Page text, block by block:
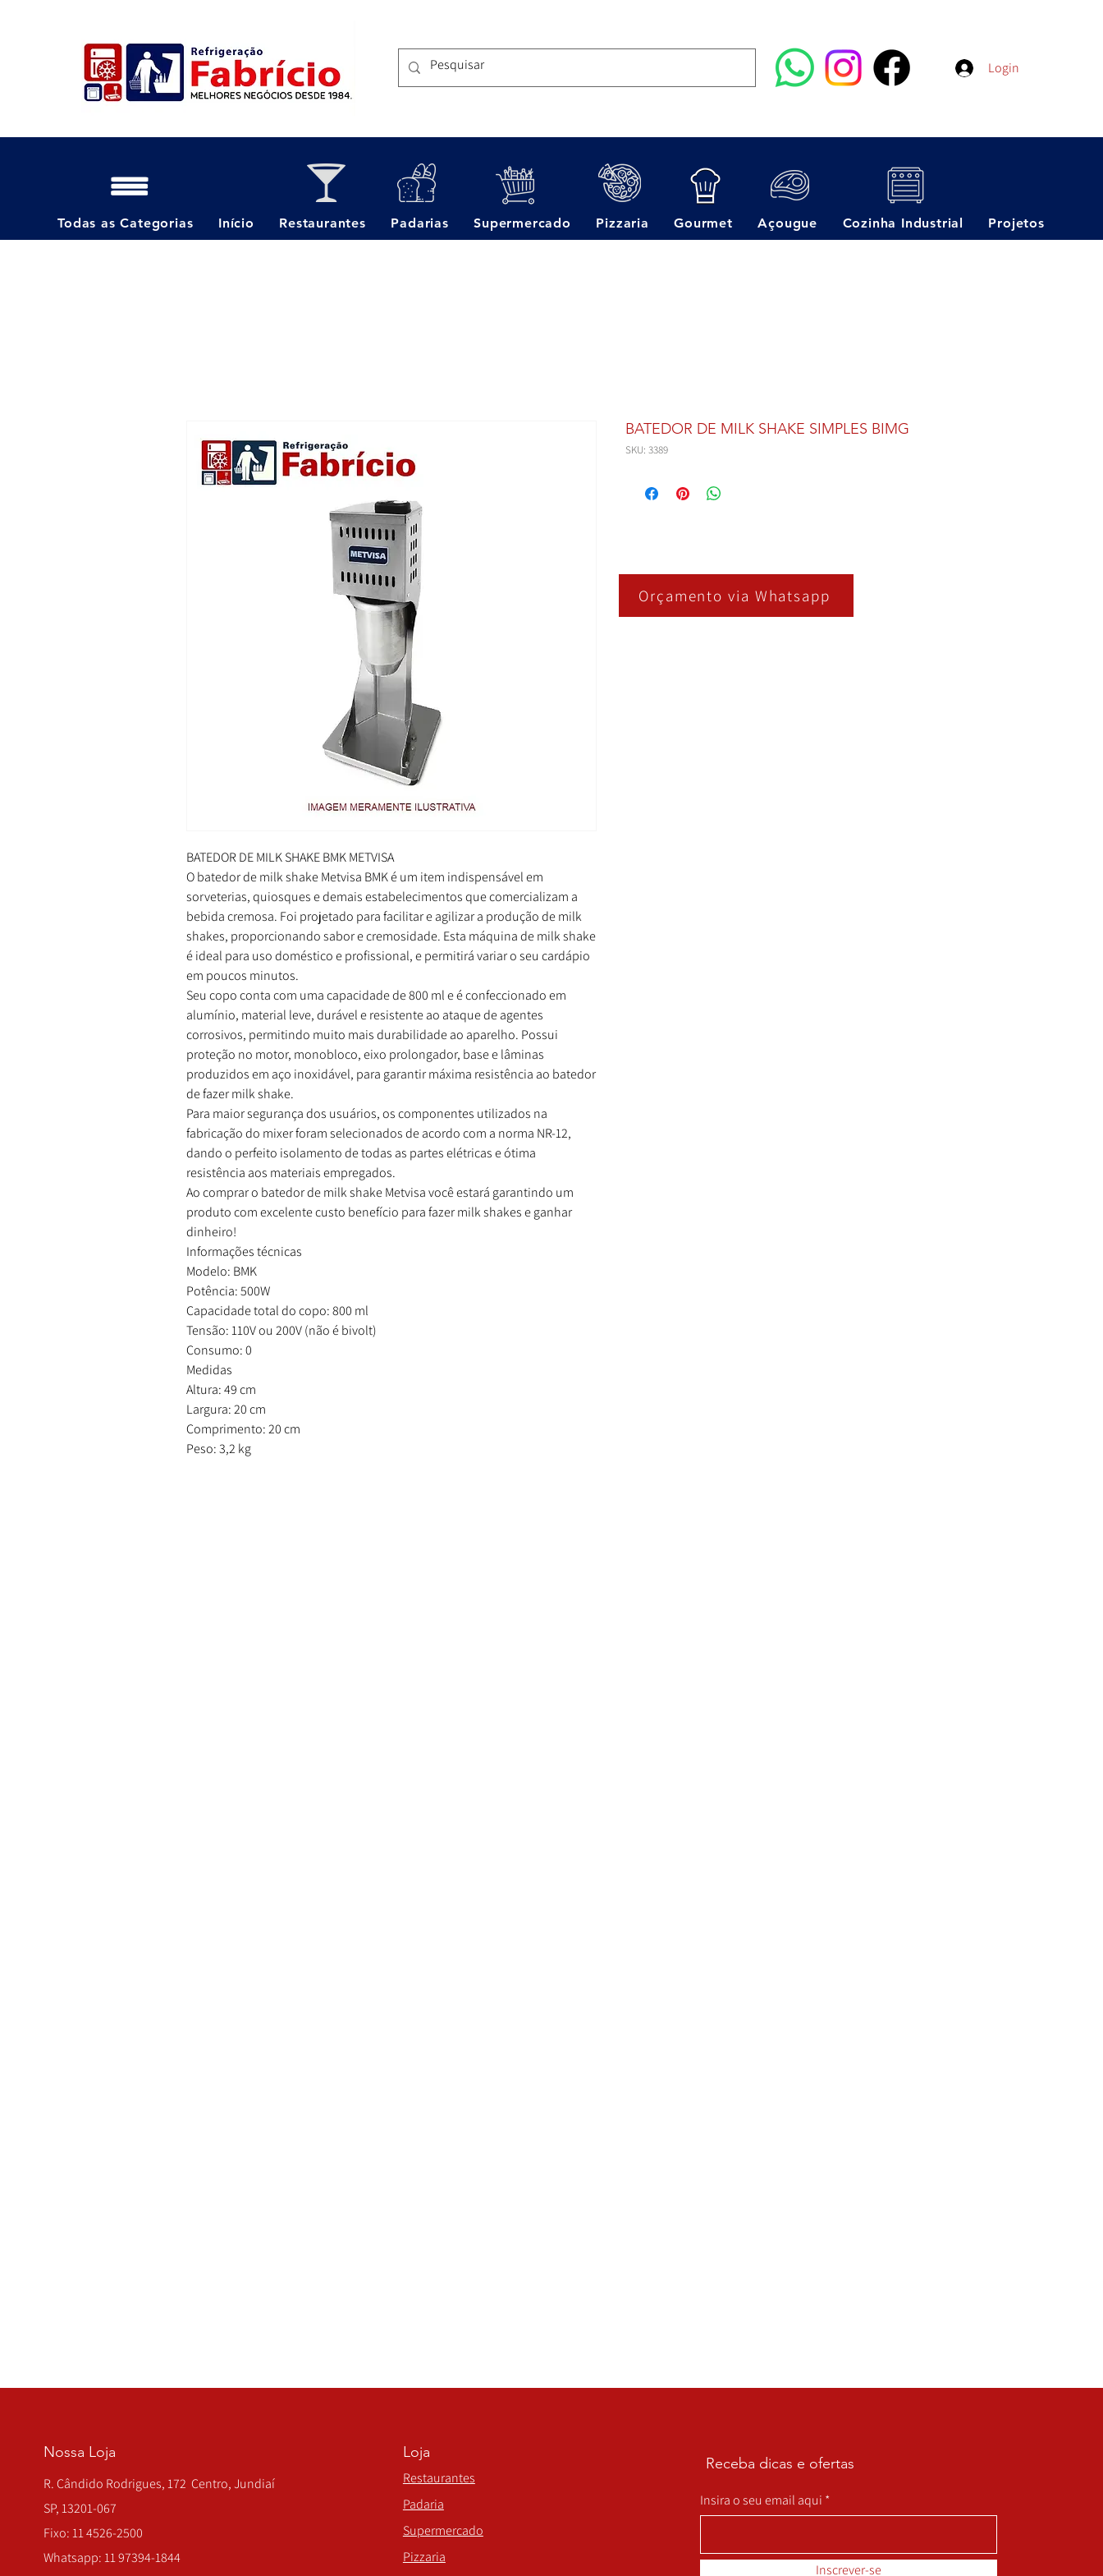
Login
BATEDOR DE MILK SHAKE BMK METVISA
O batedor de milk shake Metvisa BMK é um item indispensável em
sorveterias, quiosques e demais estabelecimentos que comercializam a
bebida cremosa. Foi projetado para facilitar e agilizar a produção de milk
shakes, proporcionando sabor e cremosidade. Esta máquina de milk shake
é ideal para uso doméstico e profissional, e permitirá variar o seu cardápio
em poucos minutos.
Seu copo conta com uma capacidade de 800 ml e é confeccionado em
alumínio, material leve, durável e resistente ao ataque de agentes
corrosivos, permitindo muito mais durabilidade ao aparelho. Possui
proteção no motor, monobloco, eixo prolongador, base e lâminas
produzidos em aço inoxidável, para garantir máxima resistência ao batedor
de fazer milk shake.
Para maior segurança dos usuários, os componentes utilizados na
fabricação do mixer foram selecionados de acordo com a norma NR-12,
dando o perfeito isolamento de todas as partes elétricas e ótima
resistência aos materiais empregados.
Ao comprar o batedor de milk shake Metvisa você estará garantindo um
produto com excelente custo benefício para fazer milk shakes e ganhar
dinheiro!
Informações técnicas
Modelo: BMK
Potência: 500W
Capacidade total do copo: 800 ml
Tensão: 110V ou 200V (não é bivolt)
Consumo: 0
Medidas
Altura: 49 cm
Largura: 20 cm
Comprimento: 20 cm
Peso: 3,2 kg
BATEDOR DE MILK SHAKE SIMPLES BIMG
SKU: 3389
Orçamento via Whatsapp
Todas as Categorias Início Restaurantes Padarias Supermercado Pizzaria Gourmet Açougue Cozinha Industrial Projetos
Nossa Loja
R. Cândido Rodrigues, 172 Centro, Jundiaí
SP, 13201-067
Fixo: 11 4526-2500
Whatsapp: 11 97394-1844
Loja
Restaurantes
Padaria
Supermercado
Pizzaria
Receba dicas e ofertas
Insira o seu email aqui
Inscrever-se